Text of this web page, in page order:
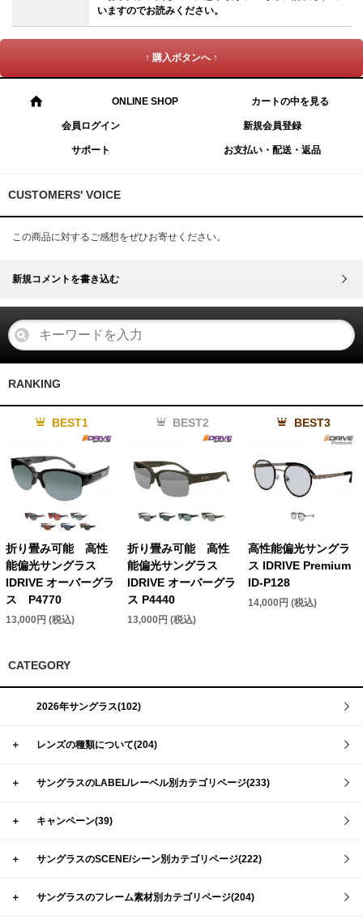
いますのでお読みください。
↑ 購入ボタンへ ↑
ONLINE SHOP カートの中を見る
会員ログイン 新規会員登録
サポート お支払い・配送・返品
CUSTOMERS' VOICE
この商品に対するご感想をぜひお寄せください。
新規コメントを書き込む
RANKING
BEST1
折り畳み可能 高性
能偏光サングラス
IDRIVE オーバーグラ
ス P4770
13,000円 (税込)
BEST2
折り畳み可能 高性
能偏光サングラス
IDRIVE オーバーグラ
ス P4440
13,000円 (税込)
BEST3
高性能偏光サングラ
ス IDRIVE Premium
ID-P128
14,000円 (税込)
CATEGORY
2026年サングラス(102)
＋ レンズの種類について(204)
＋ サングラスのLABEL/レーベル別カテゴリページ(233)
＋ キャンペーン(39)
＋ サングラスのSCENE/シーン別カテゴリページ(222)
＋ サングラスのフレーム素材別カテゴリページ(204)